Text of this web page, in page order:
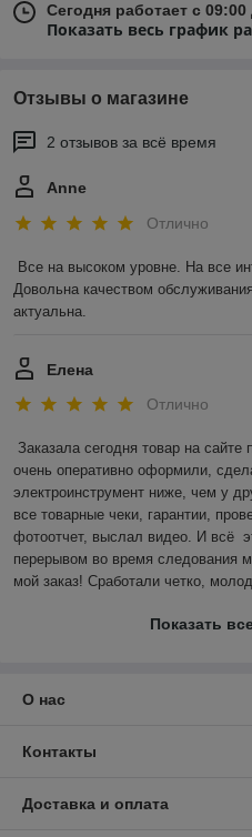
Сегодня работает с 09:00
Показать весь график
Отзывы о магазине
2 отзывов за всё время
Anne
Отлично
Все на высоком уровне. На все
Довольна качеством
актуальна.
Елена
Отлично
Заказала сегодня товар на
очень оперативно оформили,
электроинструмент ниже, чем у
все товарные чеки, гарантии,
фотоотчет, выслал видео. И всё
перерывом во время следования
мой заказ! Сработали четко,
Показать
О нас
Контакты
Доставка и оплата